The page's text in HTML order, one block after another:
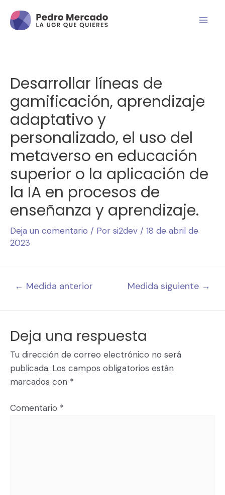
Desarrollar líneas de
gamificación, aprendizaje
adaptativo y
personalizado, el uso del
metaverso en educación
superior o la aplicación de
la IA en procesos de
enseñanza y aprendizaje.
Deja un comentario / Por si2dev / 18 de abril de
2023
← Medida anterior Medida siguiente →
Deja una respuesta
Tu dirección de correo electrónico no será
publicada. Los campos obligatorios están
marcados con *
Comentario *